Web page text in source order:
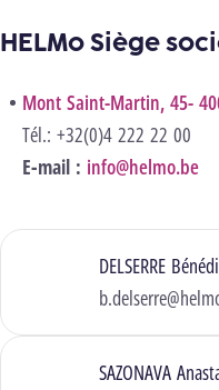
HELMo Siège
Mont Saint-Martin, 45-
Tél.: +32(0)4 222 22 00
E-mail : info@helmo.be
DELSERRE
SAZONAVA